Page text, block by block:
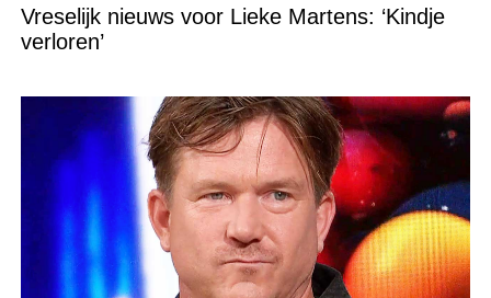
Vreselijk nieuws voor Lieke Martens: ‘Kindje
verloren’